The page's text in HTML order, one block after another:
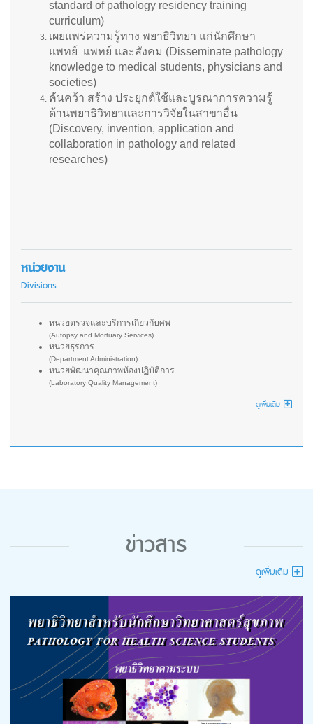
standard of pathology residency training
curriculum)
เผยแพร่ความรู้ทาง พยาธิวิทยา แก่นักศึกษา
แพทย์ แพทย์ และสังคม (Disseminate pathology
knowledge to medical students, physicians and
societies)
ค้นคว้า สร้าง ประยุกต์ใช้และบูรณาการความรู้
ด้านพยาธิวิทยาและการวิจัยในสาขาอื่น
(Discovery, invention, application and
collaboration in pathology and related
researches)
หน่วยงาน
Divisions
หน่วยตรวจและบริการเกี่ยวกับศพ
(Autopsy and Mortuary Services)
หน่วยธุรการ
(Department Administration)
หน่วยพัฒนาคุณภาพห้องปฏิบัติการ
(Laboratory Quality Management)
ดูเพิ่มเติม
ข่าวสาร
ดูเพิ่มเติม